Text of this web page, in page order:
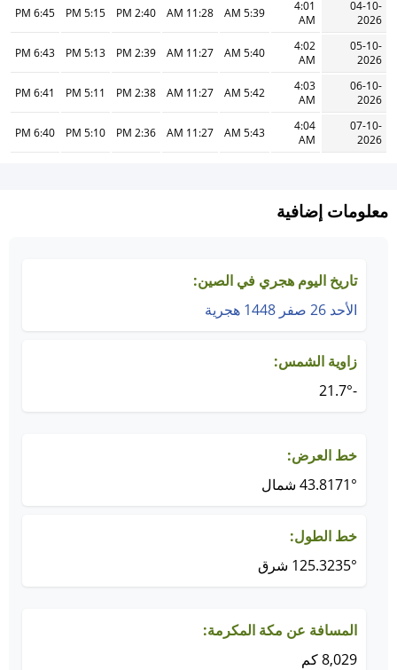
04-10-
2026
4:01
AM
5:39 AM
11:28 AM
2:40 PM
5:15 PM
6:45 PM
05-10-
2026
4:02
AM
5:40 AM
11:27 AM
2:39 PM
5:13 PM
6:43 PM
06-10-
2026
4:03
AM
5:42 AM
11:27 AM
2:38 PM
5:11 PM
6:41 PM
07-10-
2026
4:04
AM
5:43 AM
11:27 AM
2:36 PM
5:10 PM
6:40 PM
معلومات إضافية
تاريخ اليوم هجري في الصين:
الأحد 26 صفر 1448 هجرية
زاوية الشمس:
-21.7°
خط العرض:
43.8171° شمال
خط الطول:
125.3235° شرق
المسافة عن مكة المكرمة:
8,029 كم